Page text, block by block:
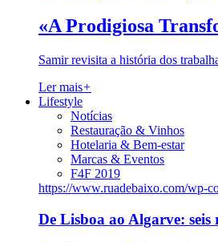
«A Prodigiosa
Samir revisita a história dos
Ler mais+
Lifestyle
Notícias
Restauração & Vinhos
Hotelaria & Bem-estar
Marcas & Eventos
F4F 2019
https://www.ruadebaixo.com/wp-
De Lisboa ao Algarve: seis